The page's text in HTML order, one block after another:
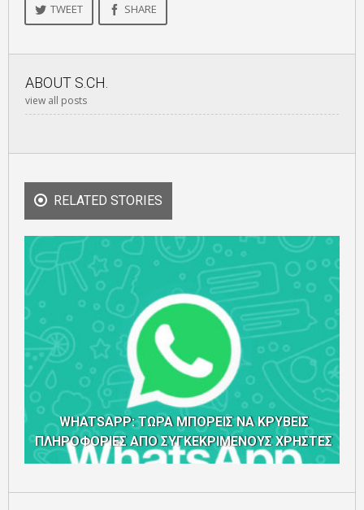
TWEET SHARE
ABOUT S.CH.
view all posts
RELATED STORIES
WHATSAPP: ΤΩΡΑ ΜΠΟΡΕΙΣ ΝΑ ΚΡΥΒΕΙΣ
ΠΛΗΡΟΦΟΡΙΕΣ ΑΠΟ ΣΥΓΚΕΚΡΙΜΕΝΟΥΣ ΧΡΗΣΤΕΣ